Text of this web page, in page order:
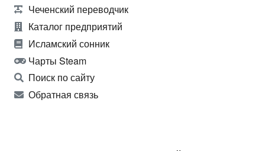
Чеченский переводчик
Каталог предприятий
Исламский сонник
Чарты Steam
Поиск по сайту
Обратная связь